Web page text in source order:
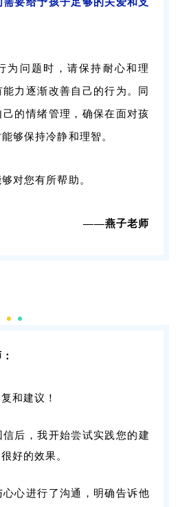
为问题时，请保持耐心和理
力逐渐改善自己的行为。同
己的情绪管理，确保在面对孩
够保持冷静和理智。
对您有所帮助。
——燕子老师
和建议！
信后，我开始尝试实践您的建
好的效果。
心进行了沟通，明确告诉他